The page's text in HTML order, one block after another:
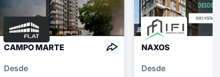
CAMPO MARTE
Desde
NAXOS
Desde